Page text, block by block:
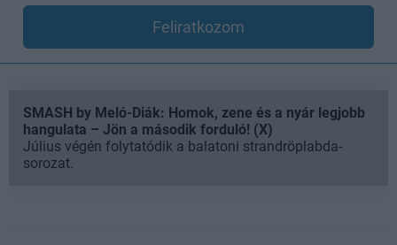
Feliratkozom
SMASH by Meló-Diák: Homok, zene és a nyár legjobb
hangulata – Jön a második forduló! (X)
Július végén folytatódik a balatoni strandröplabda-
sorozat.